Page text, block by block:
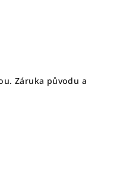
Záruka původu a